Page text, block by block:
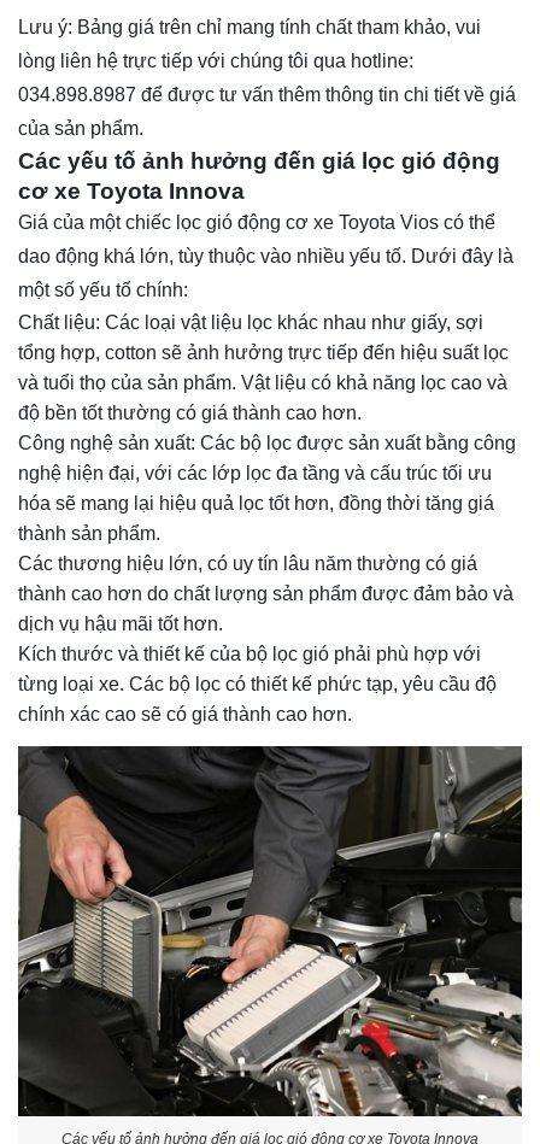
Lưu ý: Bảng giá trên chỉ mang tính chất tham khảo, vui
lòng liên hệ trực tiếp với chúng tôi qua hotline:
034.898.8987 để được tư vấn thêm thông tin chi tiết về giá
của sản phẩm.
Các yếu tố ảnh hưởng đến giá lọc gió động
cơ xe Toyota Innova
Giá của một chiếc lọc gió động cơ xe Toyota Vios có thể
dao động khá lớn, tùy thuộc vào nhiều yếu tố. Dưới đây là
một số yếu tố chính:
Chất liệu: Các loại vật liệu lọc khác nhau như giấy, sợi
tổng hợp, cotton sẽ ảnh hưởng trực tiếp đến hiệu suất lọc
và tuổi thọ của sản phẩm. Vật liệu có khả năng lọc cao và
độ bền tốt thường có giá thành cao hơn.
Công nghệ sản xuất: Các bộ lọc được sản xuất bằng công
nghệ hiện đại, với các lớp lọc đa tầng và cấu trúc tối ưu
hóa sẽ mang lại hiệu quả lọc tốt hơn, đồng thời tăng giá
thành sản phẩm.
Các thương hiệu lớn, có uy tín lâu năm thường có giá
thành cao hơn do chất lượng sản phẩm được đảm bảo và
dịch vụ hậu mãi tốt hơn.
Kích thước và thiết kế của bộ lọc gió phải phù hợp với
từng loại xe. Các bộ lọc có thiết kế phức tạp, yêu cầu độ
chính xác cao sẽ có giá thành cao hơn.
Các yếu tố ảnh hưởng đến giá lọc gió động cơ xe Toyota Innova